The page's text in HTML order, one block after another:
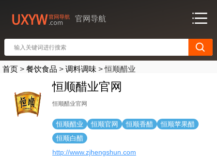
官网导航
首页 > 餐饮食品 > 调料调味 >恒顺醋业
恒顺醋业官网
恒顺醋业官网
恒顺醋业 恒顺官网 恒顺香醋
恒顺苹果醋
恒顺白醋
http://www.zjhengshun.com